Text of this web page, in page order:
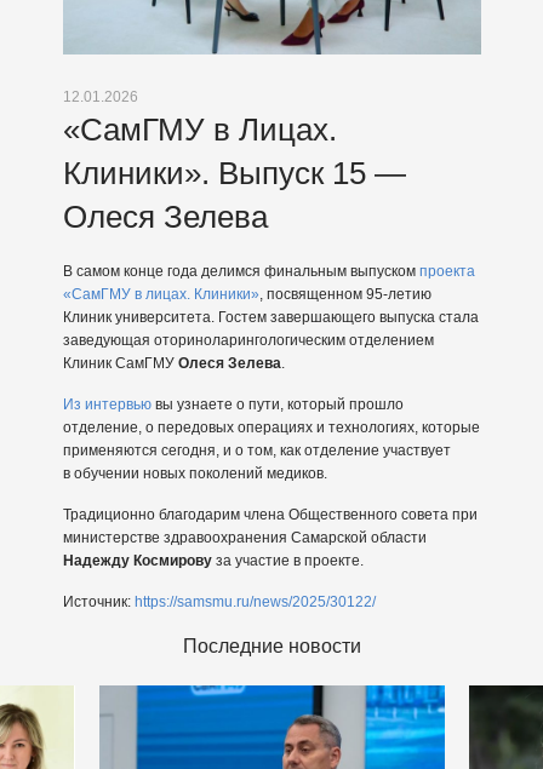
12.01.2026
«СамГМУ в Лицах.
Клиники». Выпуск 15 —
Олеся Зелева
В самом конце года делимся финальным выпуском проекта
«СамГМУ в лицах. Клиники», посвященном 95-летию
Клиник университета. Гостем завершающего выпуска стала
заведующая оториноларингологическим отделением
Клиник СамГМУ Олеся Зелева.
Из интервьювы узнаете о пути, который прошло
отделение, о передовых операциях и технологиях, которые
применяются сегодня, и о том, как отделение участвует
в обучении новых поколений медиков.
Традиционно благодарим члена Общественного совета при
министерстве здравоохранения Самарской области
Надежду Космировуза участие в проекте.
Источник: https://samsmu.ru/news/2025/30122/
Последние новости